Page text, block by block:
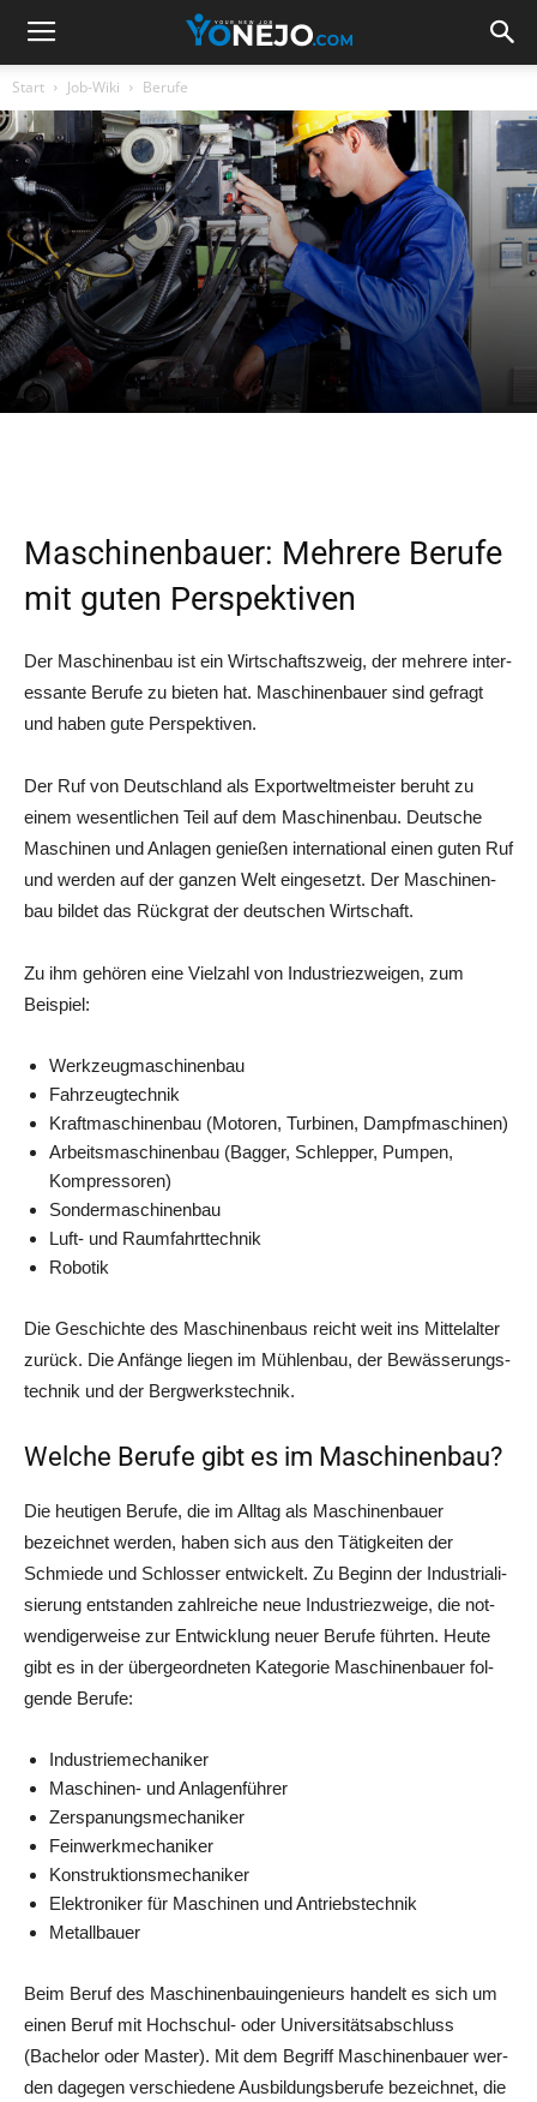
Start Job-Wiki Berufe
Maschinenbauer: Mehrere Berufe
mit guten Perspektiven
Der Maschi­nen­bau ist ein Wirt­schafts­zweig, der meh­re­re inter­
es­san­te Beru­fe zu bie­ten hat. Maschi­nen­bau­er sind gefragt
und haben gute Perspektiven.
Der Ruf von Deutsch­land als Export­welt­meis­ter beruht zu
einem wesent­li­chen Teil auf dem Maschi­nen­bau. Deut­sche
Maschi­nen und Anla­gen genie­ßen inter­na­tio­nal einen guten Ruf
und wer­den auf der gan­zen Welt ein­ge­setzt. Der Maschi­nen­
bau bil­det das Rück­grat der deut­schen Wirtschaft.
Zu ihm gehö­ren eine Viel­zahl von Indus­trie­zwei­gen, zum
Beispiel:
Werk­zeug­ma­schi­nen­bau
Fahr­zeug­tech­nik
Kraft­ma­schi­nen­bau (Moto­ren, Tur­bi­nen, Dampfmaschinen)
Arbeits­ma­schi­nen­bau (Bag­ger, Schlep­per, Pum­pen,
Kompressoren)
Son­der­ma­schi­nen­bau
Luft- und Raumfahrttechnik
Robo­tik
Die Geschich­te des Maschi­nen­baus reicht weit ins Mit­tel­al­ter
zurück. Die Anfän­ge lie­gen im Müh­len­bau, der Bewäs­se­rungs­
tech­nik und der Bergwerkstechnik.
Welche Berufe gibt es im Maschinenbau?
Die heu­ti­gen Beru­fe, die im All­tag als Maschi­nen­bau­er
bezeich­net wer­den, haben sich aus den Tätig­kei­ten der
Schmie­de und Schlos­ser ent­wi­ckelt. Zu Beginn der Indus­tria­li­
sie­rung ent­stan­den zahl­rei­che neue Indus­trie­zwei­ge, die not­
wen­di­ger­wei­se zur Ent­wick­lung neu­er Beru­fe führ­ten. Heu­te
gibt es in der über­ge­ord­ne­ten Kate­go­rie Maschi­nen­bau­er fol­
gen­de Berufe:
Indus­trie­me­cha­ni­ker
Maschi­nen- und Anlagenführer
Zer­spa­nungs­me­cha­ni­ker
Fein­werk­me­cha­ni­ker
Kon­struk­ti­ons­me­cha­ni­ker
Elek­tro­ni­ker für Maschi­nen und Antriebstechnik
Metall­bau­er
Beim Beruf des Maschi­nen­bau­in­ge­nieurs han­delt es sich um
einen Beruf mit Hoch­schul- oder Uni­ver­si­täts­ab­schluss
(Bache­lor oder Mas­ter). Mit dem Begriff Maschi­nen­bau­er wer­
den dage­gen ver­schie­de­ne Aus­bil­dungs­be­ru­fe bezeich­net, die